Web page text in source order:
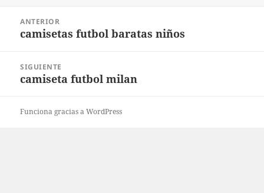
entradas
ANTERIOR
Entrada
camisetas futbol baratas niños
SIGUIENTE
Entrada
camiseta futbol milan
Funciona gracias a WordPress